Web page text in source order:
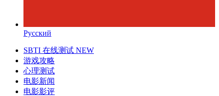
Русский
SBTI 在线测试 NEW
游戏攻略
心理测试
电影新闻
电影影评